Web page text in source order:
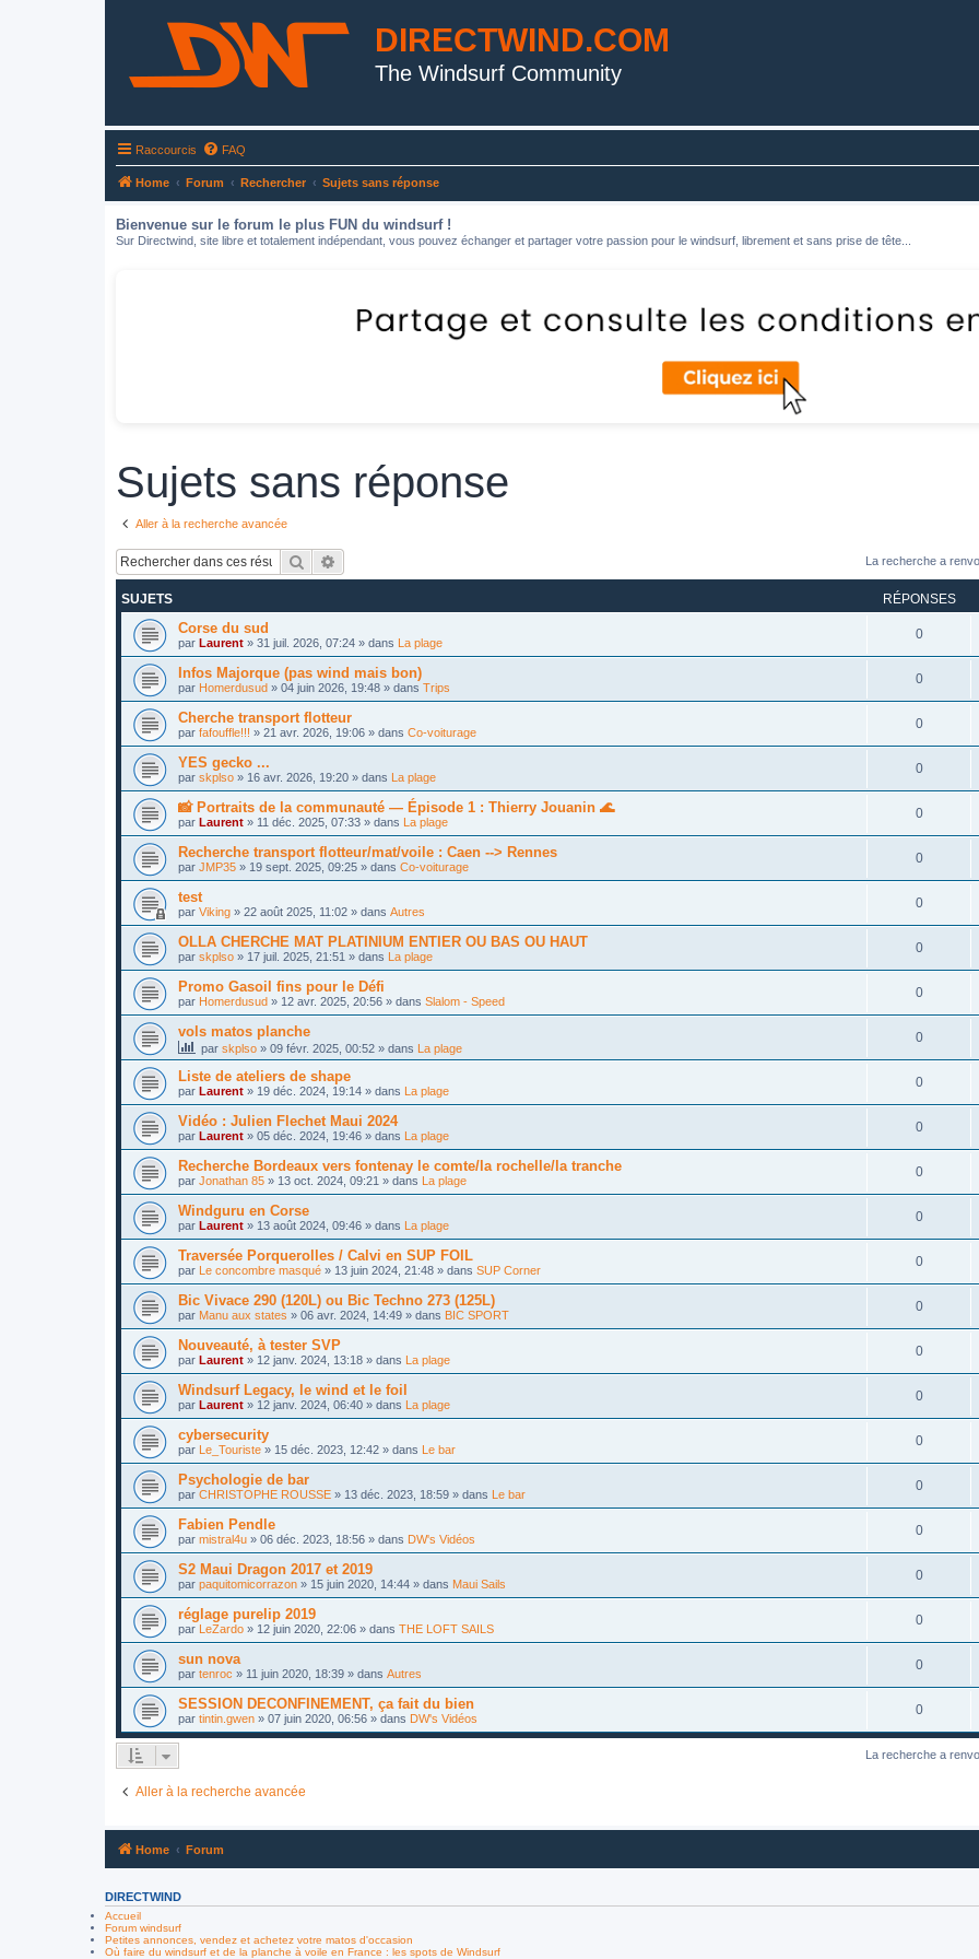
DIRECTWIND.COM
The Windsurf Community
Raccourcis FAQ
Home Forum Rechercher Sujets sans réponse
Bienvenue sur le forum le plus FUN du windsurf !
Sur Directwind, site libre et totalement indépendant, vous pouvez échanger et partager votre passion pour le windsurf, librement et sans prise de tête...
Sujets sans réponse
Aller à la recherche avancée
Rechercher La recherche a
SUJETS RÉPONSES
Corse du sud
par Laurent » 31 juil. 2026, 07:24 » dans La plage
0
Infos Majorque (pas wind mais bon)
par Homerdusud » 04 juin 2026, 19:48 » dans Trips
0
Cherche transport flotteur
par fafouffle!!! » 21 avr. 2026, 19:06 » dans Co-voiturage
0
YES gecko ...
par skplso » 16 avr. 2026, 19:20 » dans La plage
0
📸 Portraits de la communauté — Épisode 1 : Thierry Jouanin 🌊
par Laurent » 11 déc. 2025, 07:33 » dans La plage
0
Recherche transport flotteur/mat/voile : Caen --> Rennes
par JMP35 » 19 sept. 2025, 09:25 » dans Co-voiturage
0
test
par Viking » 22 août 2025, 11:02 » dans Autres
0
OLLA CHERCHE MAT PLATINIUM ENTIER OU BAS OU HAUT
par skplso » 17 juil. 2025, 21:51 » dans La plage
0
Promo Gasoil fins pour le Défi
par Homerdusud » 12 avr. 2025, 20:56 » dans Slalom - Speed
0
vols matos planche
par skplso » 09 févr. 2025, 00:52 » dans La plage
0
Liste de ateliers de shape
par Laurent » 19 déc. 2024, 19:14 » dans La plage
0
Vidéo : Julien Flechet Maui 2024
par Laurent » 05 déc. 2024, 19:46 » dans La plage
0
Recherche Bordeaux vers fontenay le comte/la rochelle/la tranche
par Jonathan 85 » 13 oct. 2024, 09:21 » dans La plage
0
Windguru en Corse
par Laurent » 13 août 2024, 09:46 » dans La plage
0
Traversée Porquerolles / Calvi en SUP FOIL
par Le concombre masqué » 13 juin 2024, 21:48 » dans SUP Corner
0
Bic Vivace 290 (120L) ou Bic Techno 273 (125L)
par Manu aux states » 06 avr. 2024, 14:49 » dans BIC SPORT
0
Nouveauté, à tester SVP
par Laurent » 12 janv. 2024, 13:18 » dans La plage
0
Windsurf Legacy, le wind et le foil
par Laurent » 12 janv. 2024, 06:40 » dans La plage
0
cybersecurity
par Le_Touriste » 15 déc. 2023, 12:42 » dans Le bar
0
Psychologie de bar
par CHRISTOPHE ROUSSE » 13 déc. 2023, 18:59 » dans Le bar
0
Fabien Pendle
par mistral4u » 06 déc. 2023, 18:56 » dans DW's Vidéos
0
S2 Maui Dragon 2017 et 2019
par paquitomicorrazon » 15 juin 2020, 14:44 » dans Maui Sails
0
réglage purelip 2019
par LeZardo » 12 juin 2020, 22:06 » dans THE LOFT SAILS
0
sun nova
par tenroc » 11 juin 2020, 18:39 » dans Autres
0
SESSION DECONFINEMENT, ça fait du bien
par tintin.gwen » 07 juin 2020, 06:56 » dans DW's Vidéos
0
La recherche a
Aller à la recherche avancée
Home Forum
DIRECTWIND
Accueil
Forum windsurf
Petites annonces, vendez et achetez votre matos d'occasion
Où faire du windsurf et de la planche à voile en France : les spots de Windsurf